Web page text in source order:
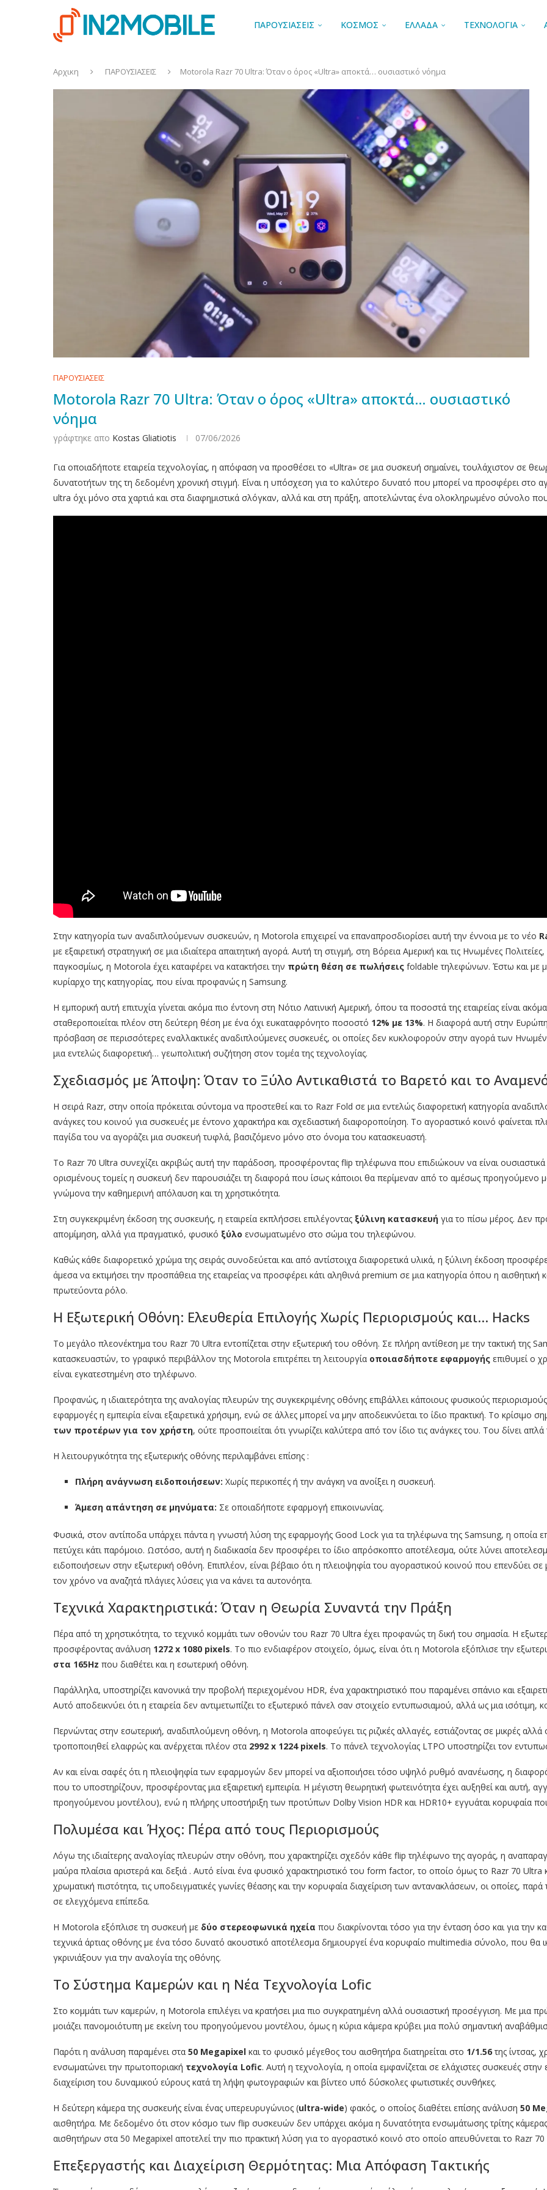
ΠΑΡΟΥΣΙΑΣΕΙΣ ΚΟΣΜΟΣ ΕΛΛΑΔΑ ΤΕΧΝΟΛΟΓΙΑ
Αρχικη ΠΑΡΟΥΣΙΑΣΕΙΣ Motorola Razr 70 Ultra: Όταν ο όρος «Ultra» αποκτά… ουσιαστικό νόημα
ΠΑΡΟΥΣΙΑΣΕΙΣ
Motorola Razr 70 Ultra: Όταν ο όρος «Ultra» αποκτά… ουσιαστικό
νόημα
γράφτηκε απο Kostas Gliatiotis 07/06/2026
Για οποιαδήποτε εταιρεία τεχνολογίας, η απόφαση να προσθέσει το «Ultra» σε μια συσκευή σημαίνει, τουλάχιστον σε
δυνατοτήτων της τη δεδομένη χρονική στιγμή. Είναι η υπόσχεση για το καλύτερο δυνατό που μπορεί να προσφέρει στο
ultra όχι μόνο στα χαρτιά και στα διαφημιστικά σλόγκαν, αλλά και στη πράξη, αποτελώντας ένα ολοκληρωμένο σύνολο
Στην κατηγορία των αναδιπλούμενων συσκευών, η Motorola επιχειρεί να επαναπροσδιορίσει αυτή την έννοια με το νέο
με εξαιρετική στρατηγική σε μια ιδιαίτερα απαιτητική αγορά. Αυτή τη στιγμή, στη Βόρεια Αμερική και τις Ηνωμένες
παγκοσμίως, η Motorola έχει καταφέρει να κατακτήσει την πρώτη θέση σε πωλήσεις foldable τηλεφώνων. Έστω και με
κυρίαρχο της κατηγορίας, που είναι προφανώς η Samsung.
Η εμπορική αυτή επιτυχία γίνεται ακόμα πιο έντονη στη Νότιο Λατινική Αμερική, όπου τα ποσοστά της εταιρείας είναι
σταθεροποιείται πλέον στη δεύτερη θέση με ένα όχι ευκαταφρόνητο ποσοστό 12% με 13%. Η διαφορά αυτή στην Ευρώπη
πρόσβαση σε περισσότερες εναλλακτικές αναδιπλούμενες συσκευές, οι οποίες δεν κυκλοφορούν στην αγορά των
μια εντελώς διαφορετική… γεωπολιτική συζήτηση στον τομέα της τεχνολογίας.
Σχεδιασμός με Άποψη: Όταν το Ξύλο Αντικαθιστά το Βαρετό και το
Η σειρά Razr, στην οποία πρόκειται σύντομα να προστεθεί και το Razr Fold σε μια εντελώς διαφορετική κατηγορία
ανάγκες του κοινού για συσκευές με έντονο χαρακτήρα και σχεδιαστική διαφοροποίηση. Το αγοραστικό κοινό φαίνεται
παγίδα του να αγοράζει μια συσκευή τυφλά, βασιζόμενο μόνο στο όνομα του κατασκευαστή.
Το Razr 70 Ultra συνεχίζει ακριβώς αυτή την παράδοση, προσφέροντας flip τηλέφωνα που επιδιώκουν να είναι
ορισμένους τομείς η συσκευή δεν παρουσιάζει τη διαφορά που ίσως κάποιοι θα περίμεναν από το αμέσως προηγούμενο
γνώμονα την καθημερινή απόλαυση και τη χρηστικότητα.
Στη συγκεκριμένη έκδοση της συσκευής, η εταιρεία εκπλήσσει επιλέγοντας ξύλινη κατασκευή για το πίσω μέρος. Δεν
απομίμηση, αλλά για πραγματικό, φυσικό ξύλο ενσωματωμένο στο σώμα του τηλεφώνου.
Καθώς κάθε διαφορετικό χρώμα της σειράς συνοδεύεται και από αντίστοιχα διαφορετικά υλικά, η ξύλινη έκδοση
άμεσα να εκτιμήσει την προσπάθεια της εταιρείας να προσφέρει κάτι αληθινά premium σε μια κατηγορία όπου η αισθητική
πρωτεύοντα ρόλο.
Η Εξωτερική Οθόνη: Ελευθερία Επιλογής Χωρίς Περιορισμούς και… Hacks
Το μεγάλο πλεονέκτημα του Razr 70 Ultra εντοπίζεται στην εξωτερική του οθόνη. Σε πλήρη αντίθεση με την τακτική της
κατασκευαστών, το γραφικό περιβάλλον της Motorola επιτρέπει τη λειτουργία οποιασδήποτε εφαρμογής επιθυμεί ο
είναι εγκατεστημένη στο τηλέφωνο.
Προφανώς, η ιδιαιτερότητα της αναλογίας πλευρών της συγκεκριμένης οθόνης επιβάλλει κάποιους φυσικούς
εφαρμογές η εμπειρία είναι εξαιρετικά χρήσιμη, ενώ σε άλλες μπορεί να μην αποδεικνύεται το ίδιο πρακτική. Το κρίσιμο
των προτέρων για τον χρήστη, ούτε προσποιείται ότι γνωρίζει καλύτερα από τον ίδιο τις ανάγκες του. Του δίνει
Η λειτουργικότητα της εξωτερικής οθόνης περιλαμβάνει επίσης :
Πλήρη ανάγνωση ειδοποιήσεων: Χωρίς περικοπές ή την ανάγκη να ανοίξει η συσκευή.
Άμεση απάντηση σε μηνύματα: Σε οποιαδήποτε εφαρμογή επικοινωνίας.
Φυσικά, στον αντίποδα υπάρχει πάντα η γνωστή λύση της εφαρμογής Good Lock για τα τηλέφωνα της Samsung, η οποία
πετύχει κάτι παρόμοιο. Ωστόσο, αυτή η διαδικασία δεν προσφέρει το ίδιο απρόσκοπτο αποτέλεσμα, ούτε λύνει
ειδοποιήσεων στην εξωτερική οθόνη. Επιπλέον, είναι βέβαιο ότι η πλειοψηφία του αγοραστικού κοινού που επενδύει
τον χρόνο να αναζητά πλάγιες λύσεις για να κάνει τα αυτονόητα.
Τεχνικά Χαρακτηριστικά: Όταν η Θεωρία Συναντά την Πράξη
Πέρα από τη χρηστικότητα, το τεχνικό κομμάτι των οθονών του Razr 70 Ultra έχει προφανώς τη δική του σημασία. Η
προσφέροντας ανάλυση 1272 x 1080 pixels. Το πιο ενδιαφέρον στοιχείο, όμως, είναι ότι η Motorola εξόπλισε την
στα 165Hz που διαθέτει και η εσωτερική οθόνη.
Παράλληλα, υποστηρίζει κανονικά την προβολή περιεχομένου HDR, ένα χαρακτηριστικό που παραμένει σπάνιο και
Αυτό αποδεικνύει ότι η εταιρεία δεν αντιμετωπίζει το εξωτερικό πάνελ σαν στοιχείο εντυπωσιαμού, αλλά ως μια ισότιμη,
Περνώντας στην εσωτερική, αναδιπλούμενη οθόνη, η Motorola αποφεύγει τις ριζικές αλλαγές, εστιάζοντας σε μικρές αλλά
τροποποιηθεί ελαφρώς και ανέρχεται πλέον στα 2992 x 1224 pixels. Το πάνελ τεχνολογίας LTPO υποστηρίζει τον
Αν και είναι σαφές ότι η πλειοψηφία των εφαρμογών δεν μπορεί να αξιοποιήσει τόσο υψηλό ρυθμό ανανέωσης, η διαφορά
που το υποστηρίζουν, προσφέροντας μια εξαιρετική εμπειρία. Η μέγιστη θεωρητική φωτεινότητα έχει αυξηθεί και αυτή,
προηγούμενου μοντέλου), ενώ η πλήρης υποστήριξη των προτύπων Dolby Vision HDR και HDR10+ εγγυάται κορυφαία
Πολυμέσα και Ήχος: Πέρα από τους Περιορισμούς
Λόγω της ιδιαίτερης αναλογίας πλευρών στην οθόνη, που χαρακτηρίζει σχεδόν κάθε flip τηλέφωνο της αγοράς, η
μαύρα πλαίσια αριστερά και δεξιά . Αυτό είναι ένα φυσικό χαρακτηριστικό του form factor, το οποίο όμως το Razr 70 Ultra
χρωματική πιστότητα, τις υποδειγματικές γωνίες θέασης και την κορυφαία διαχείριση των αντανακλάσεων, οι οποίες,
σε ελεγχόμενα επίπεδα.
Η Motorola εξόπλισε τη συσκευή με δύο στερεοφωνικά ηχεία που διακρίνονται τόσο για την ένταση όσο και για
τεχνικά άρτιας οθόνης με ένα τόσο δυνατό ακουστικό αποτέλεσμα δημιουργεί ένα κορυφαίο multimedia σύνολο, που θα
γκρινιάξουν για την αναλογία της οθόνης.
Το Σύστημα Καμερών και η Νέα Τεχνολογία Lofic
Στο κομμάτι των καμερών, η Motorola επιλέγει να κρατήσει μια πιο συγκρατημένη αλλά ουσιαστική προσέγγιση. Με μια
μοιάζει πανομοιότυπη με εκείνη του προηγούμενου μοντέλου, όμως η κύρια κάμερα κρύβει μια πολύ σημαντική
Παρότι η ανάλυση παραμένει στα 50 Megapixel και το φυσικό μέγεθος του αισθητήρα διατηρείται στο 1/1.56 της ίντσας,
ενσωματώνει την πρωτοποριακή τεχνολογία Lofic. Αυτή η τεχνολογία, η οποία εμφανίζεται σε ελάχιστες συσκευές
διαχείριση του δυναμικού εύρους κατά τη λήψη φωτογραφιών και βίντεο υπό δύσκολες φωτιστικές συνθήκες.
Η δεύτερη κάμερα της συσκευής είναι ένας υπερευρυγώνιος (ultra-wide) φακός, ο οποίος διαθέτει επίσης ανάλυση 50
αισθητήρα. Με δεδομένο ότι στον κόσμο των flip συσκευών δεν υπάρχει ακόμα η δυνατότητα ενσωμάτωσης τρίτης
αισθητήρων στα 50 Megapixel αποτελεί την πιο πρακτική λύση για το αγοραστικό κοινό στο οποίο απευθύνεται το Razr 70
Επεξεργαστής και Διαχείριση Θερμότητας: Μια Απόφαση Τακτικής